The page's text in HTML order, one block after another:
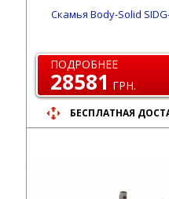
Скамья Body-Solid
ПОДРОБНЕЕ
28581 ГРН.
БЕСПЛАТНАЯ